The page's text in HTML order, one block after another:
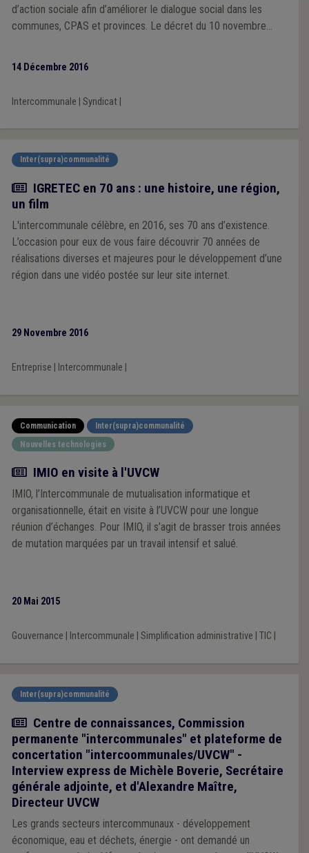
d’action sociale afin d’améliorer le dialogue social dans les
communes, CPAS et provinces. Le décret du 10 novembre
14 Décembre 2016
Intercommunale Syndicat|
Inter(supra)communalité
Actualité
IGRETEC en 70 ans : une histoire, une région,
un film
L'intercommunale célèbre, en 2016, ses 70 ans d’existence.
L’occasion pour eux de vous faire découvrir 70 années de
réalisations diverses et majeures pour le développement d’une
région dans une vidéo postée sur leur site internet.
29 Novembre 2016
Entreprise Intercommunale
Communication
Inter(supra)communalité
Nouvelles technologies
Actualité
IMIO en visite à l'UVCW
IMIO, l’Intercommunale de mutualisation informatique et
organisationnelle, était en visite à l’UVCW pour une longue
réunion d’échanges. Pour IMIO, il s’agit de brasser trois années
de mutation marquées par un travail intensif et salué.
20 Mai 2015
Gouvernance Intercommunale Simplification administrative TIC
Inter(supra)communalité
Article
Centre de connaissances, Commission
permanente "intercommunales" et plateforme de
concertation "intercoommunales/UVCW" -
Interview express de Michèle Boverie, Secrétaire
générale adjointe, et d'Alexandre Maître,
Directeur UVCW
Les grands secteurs intercommunaux - développement
économique, eau et déchets, énergie - ont demandé un